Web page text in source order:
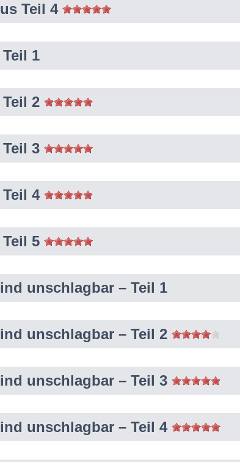
Teil 4
1
2
3
4
5
unschlagbar – Teil 1
unschlagbar – Teil 2
unschlagbar – Teil 3
unschlagbar – Teil 4